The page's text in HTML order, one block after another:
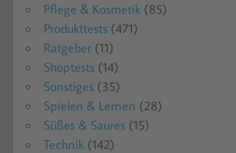
Pflege & Kosmetik (85)
Produkttests (471)
Ratgeber (11)
Shoptests (14)
Sonstiges (35)
Spielen & Lernen (28)
Süßes & Saures (15)
Technik (142)